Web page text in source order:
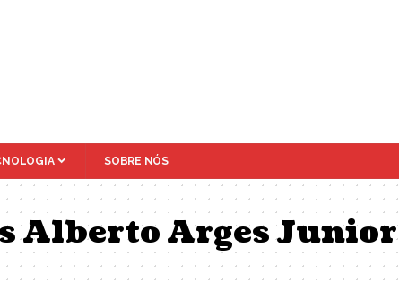
SOBRE NÓS
Alberto Arges Junior